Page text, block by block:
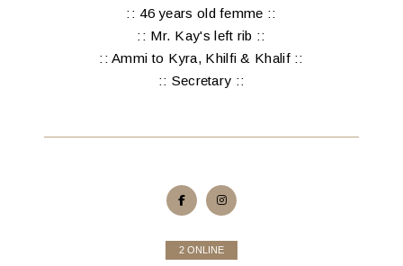
:: 46 years old femme ::
:: Mr. Kay's left rib ::
:: Ammi to Kyra, Khilfi & Khalif ::
:: Secretary ::
2 ONLINE